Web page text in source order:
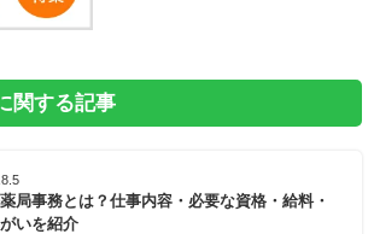
関する記事
局事務とは？仕事内容・必要な資格・給料・
いを紹介